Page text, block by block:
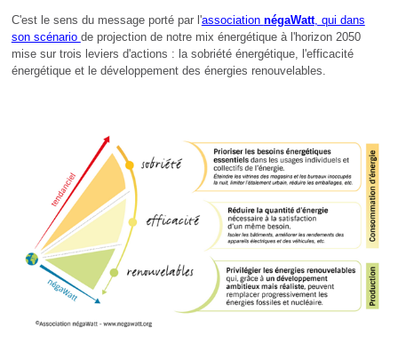
C'est le sens du message porté par l'association négaWatt, qui dans
son scénario de projection de notre mix énergétique à l'horizon 2050
mise sur trois leviers d'actions : la sobriété énergétique, l'efficacité
énergétique et le développement des énergies renouvelables.